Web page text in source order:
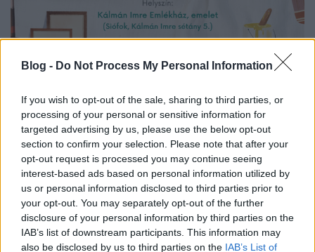
Blog - Do Not Process My Personal Information
If you wish to opt-out of the sale, sharing to third parties, or
processing of your personal or sensitive information for
targeted advertising by us, please use the below opt-out
section to confirm your selection. Please note that after your
opt-out request is processed you may continue seeing
interest-based ads based on personal information utilized by
us or personal information disclosed to third parties prior to
your opt-out. You may separately opt-out of the further
disclosure of your personal information by third parties on the
IAB’s list of downstream participants. This information may
also be disclosed by us to third parties on the IAB’s List of
A magyar festészet napja az
Emlékházban – 2024.10.18.
Kálmán Imre Emlékház •2024. október 04.
A MAGYAR FESTÉSZET NAPJA a Kálmán Imre
Emlékházban 2024. OKTÓBER 18-ÁN, pénteken
10.00–14.00: AZ ÉN MŰHELYEM:
Múzeumpedagógiai foglalkozás 1–6. osztályoknak
kézműveskedéssel. A foglalkozás időtartama: 50
perc. Bejelentkezés: az Emlékház vagy a könyvtár